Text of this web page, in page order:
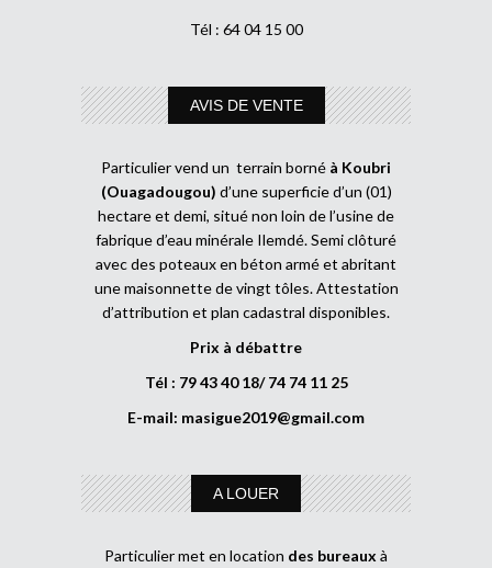
Tél : 64 04 15 00
AVIS DE VENTE
Particulier vend un terrain borné à Koubri
(Ouagadougou) d’une superficie d’un (01)
hectare et demi, situé non loin de l’usine de
fabrique d’eau minérale Ilemdé. Semi clôturé
avec des poteaux en béton armé et abritant
une maisonnette de vingt tôles. Attestation
d’attribution et plan cadastral disponibles.
Prix à débattre
Tél : 79 43 40 18/ 74 74 11 25
E-mail: masigue2019@gmail.com
A LOUER
Particulier met en location des bureaux à